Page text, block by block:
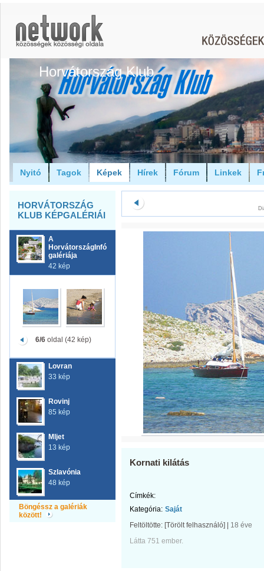
Horvátország Klub
Nyitó Tagok Képek Hírek Fórum Linkek
HORVÁTORSZÁG
KLUB KÉPGALÉRIÁI
A
HorvátországInfó
galériája
42 kép
6/6oldal (42 kép)
Lovran
33 kép
Rovinj
85 kép
Mljet
13 kép
Szlavónia
48 kép
Böngéssz a galériák
között!
Kornati kilátás
Címkék:
Kategória: Saját
Feltöltötte: [Törölt felhasználó]
18 éve
Látta 751 ember.